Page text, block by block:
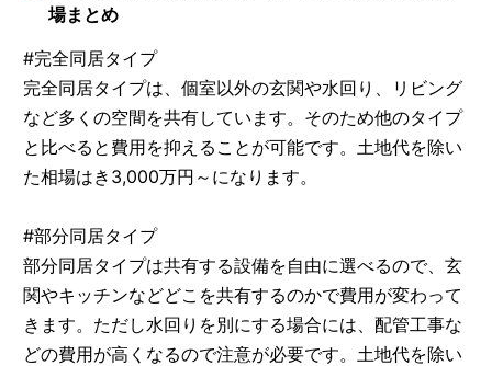
場まとめ
#完全同居タイプ
完全同居タイプは、個室以外の玄関や水回り、リビング
など多くの空間を共有しています。そのため他のタイプ
と比べると費用を抑えることが可能です。土地代を除い
た相場はき3,000万円～になります。
#部分同居タイプ
部分同居タイプは共有する設備を自由に選べるので、玄
関やキッチンなどどこを共有するのかで費用が変わって
きます。ただし水回りを別にする場合には、配管工事な
どの費用が高くなるので注意が必要です。土地代を除い